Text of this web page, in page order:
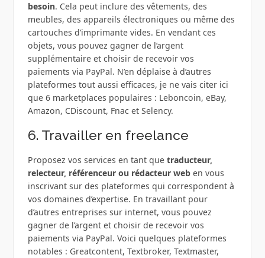
besoin. Cela peut inclure des vêtements, des
meubles, des appareils électroniques ou même des
cartouches d’imprimante vides. En vendant ces
objets, vous pouvez gagner de l’argent
supplémentaire et choisir de recevoir vos
paiements via PayPal. N’en déplaise à d’autres
plateformes tout aussi efficaces, je ne vais citer ici
que 6 marketplaces populaires : Leboncoin, eBay,
Amazon, CDiscount, Fnac et Selency.
6. Travailler en freelance
Proposez vos services en tant que traducteur,
relecteur, référenceur ou rédacteur weben vous
inscrivant sur des plateformes qui correspondent à
vos domaines d’expertise. En travaillant pour
d’autres entreprises sur internet, vous pouvez
gagner de l’argent et choisir de recevoir vos
paiements via PayPal. Voici quelques plateformes
notables : Greatcontent, Textbroker, Textmaster,